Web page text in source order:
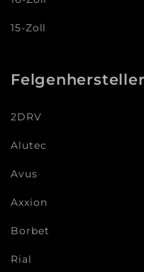
15-Zoll
Felgenhersteller
2DRV
Alutec
Avus
Axxion
Borbet
Rial